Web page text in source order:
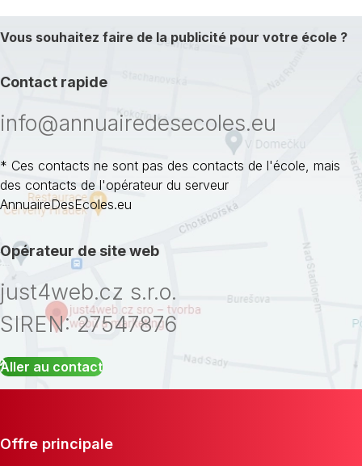
Vous souhaitez faire de la publicité pour votre école ?
Contact rapide
info@annuairedesecoles.eu
* Ces contacts ne sont pas des contacts de l'école, mais
des contacts de l'opérateur du serveur
AnnuaireDesEcoles.eu
Opérateur de site web
just4web.cz s.r.o.
SIREN: 27547876
Aller au contact
Offre principale